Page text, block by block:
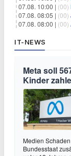
07.08. 10:00 | (00)
07.08. 08:05 | (00)
07.08. 08:00 | (00)
IT-NEWS
Meta soll
Kinder
Medien
Bundesstaat